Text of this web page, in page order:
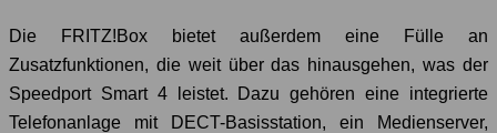
Die FRITZ!Box bietet außerdem eine Fülle an
Zusatzfunktionen, die weit über das hinausgehen, was der
Speedport Smart 4 leistet. Dazu gehören eine integrierte
Telefonanlage mit DECT-Basisstation, ein Medienserver,